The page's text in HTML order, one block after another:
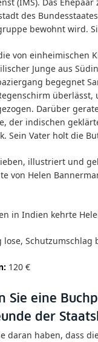
des
bewohnt wird.
von einheimischen
Junge aus
begegnet
Darüber
der indischen
Sein Vater holt die
illustriert und
von Helen
in Indien kehrte
lose, Schutzumschlag
120 €
Sie eine
der
daran haben, dass